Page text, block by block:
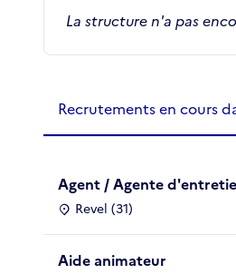
La structure n'a pas
Recrutements de
Recrutements en cours
Agent / Agente
Revel (31)
Aide animateur